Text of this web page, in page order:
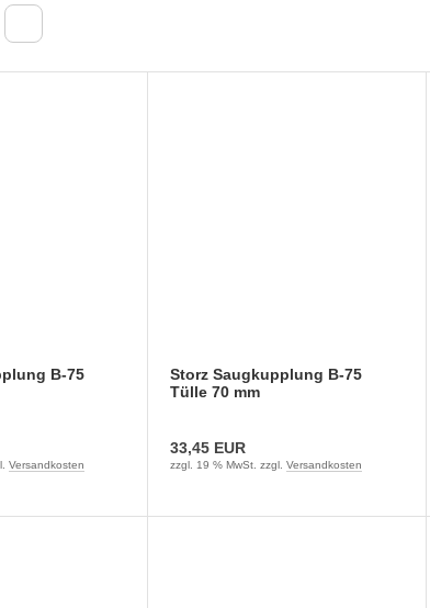
B-75
Versandkosten
Storz Saugkupplung B-75
Tülle 70 mm
33,45 EUR
zzgl. 19 % MwSt. zzgl.Versandkosten